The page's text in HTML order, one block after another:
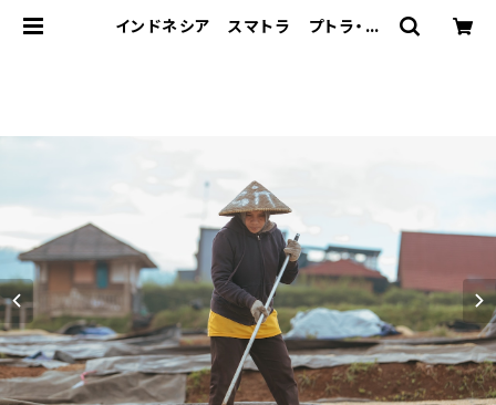
インドネシア スマトラ プトラ・ガ